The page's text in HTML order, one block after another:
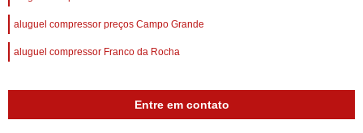
aluguel compressor preços Campo Grande
aluguel compressor Franco da Rocha
Entre em contato